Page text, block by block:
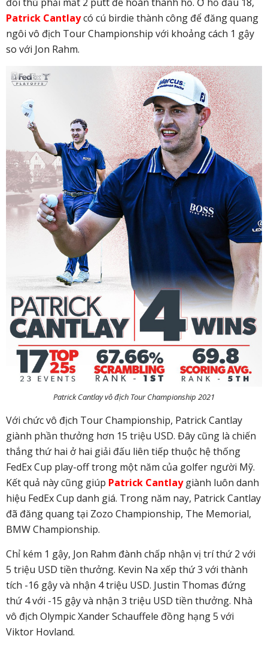
Patrick Cantlaycó cú birdie thành công để đăng quang
ngôi vô địch Tour Championship với khoảng cách 1 gậy
so với Jon Rahm.
Patrick Cantlay vô địch Tour Championship 2021
Với chức vô địch Tour Championship, Patrick Cantlay
giành phần thưởng hơn 15 triệu USD. Đây cũng là chiến
thắng thứ hai ở hai giải đấu liên tiếp thuộc hệ thống
FedEx Cup play-off trong một năm của golfer người Mỹ.
Kết quả này cũng giúp Patrick Cantlaygiành luôn danh
hiệu FedEx Cup danh giá. Trong năm nay, Patrick Cantlay
đã đăng quang tại Zozo Championship, The Memorial,
BMW Championship.
Chỉ kém 1 gậy, Jon Rahm đành chấp nhận vị trí thứ 2 với
5 triệu USD tiền thưởng. Kevin Na xếp thứ 3 với thành
tích -16 gậy và nhận 4 triệu USD. Justin Thomas đứng
thứ 4 với -15 gậy và nhận 3 triệu USD tiền thưởng. Nhà
vô địch Olympic Xander Schauffele đồng hạng 5 với
Viktor Hovland.